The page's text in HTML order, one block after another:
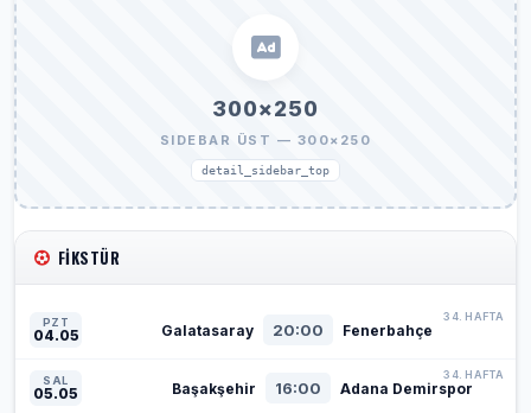
300×250
SIDEBAR ÜST — 300×250
detail_sidebar_top
FIKSTÜR
PZT
04.05 Galatasaray 20:00 Fenerbahçe
34. HAFTA
SAL
05.05 Başakşehir 16:00 Adana Demirspor
34. HAFTA